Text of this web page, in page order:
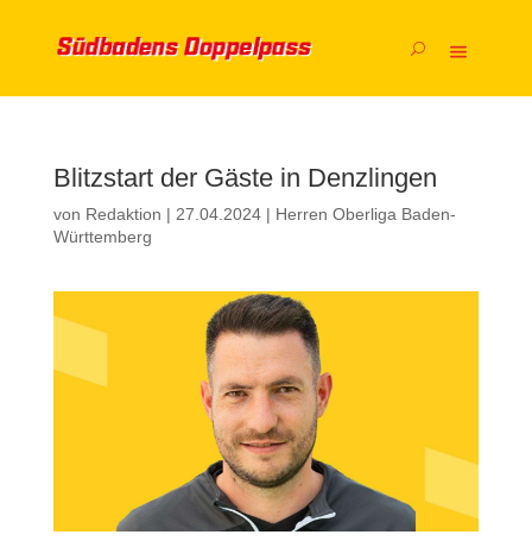
Blitzstart der Gäste in Denzlingen
von Redaktion | 27.04.2024| Herren Oberliga Baden-
Württemberg